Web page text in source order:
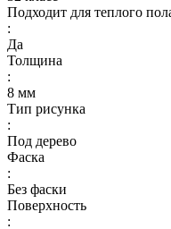
Подходит для теплого
:
Да
Толщина
:
8 мм
Тип рисунка
:
Под дерево
Фаска
:
Без фаски
Поверхность
: